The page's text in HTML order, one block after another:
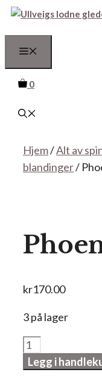
Hopp
innhold
0
Hjem/Alt av
blandinger/
kr170.00
3 på lager
Phoenix
antall
Legg i